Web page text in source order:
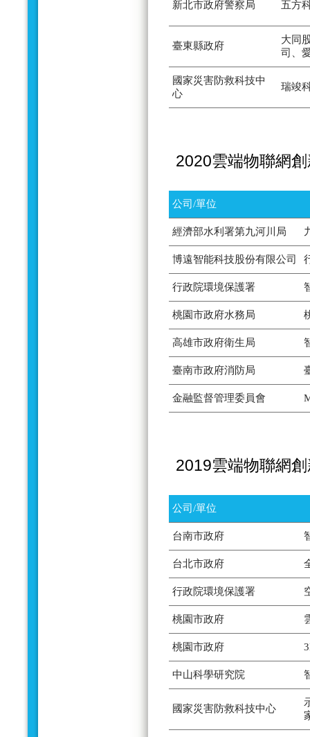
新北市政府警察局 五方
臺東縣政府
大同
司、
國家災害防救科技中
心
瑞竣
2020雲端物聯網
公司/單位
經濟部水利署第九河川局
博遠智能科技股份有限公司
行政院環境保護署
桃園市政府水務局
高雄市政府衛生局
臺南市政府消防局
金融監督管理委員會
2019雲端物聯網
公司/單位
台南市政府
台北市政府
行政院環境保護署
桃園市政府
桃園市政府
中山科學研究院
國家災害防救科技中心